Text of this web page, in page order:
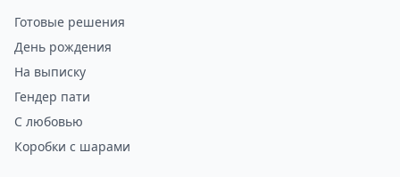
Готовые решения
День рождения
На выписку
Гендер пати
С любовью
Коробки с шарами